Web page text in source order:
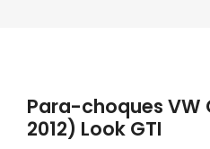
Loja Virtual 360º
Para-choques VW
2012) Look GTI